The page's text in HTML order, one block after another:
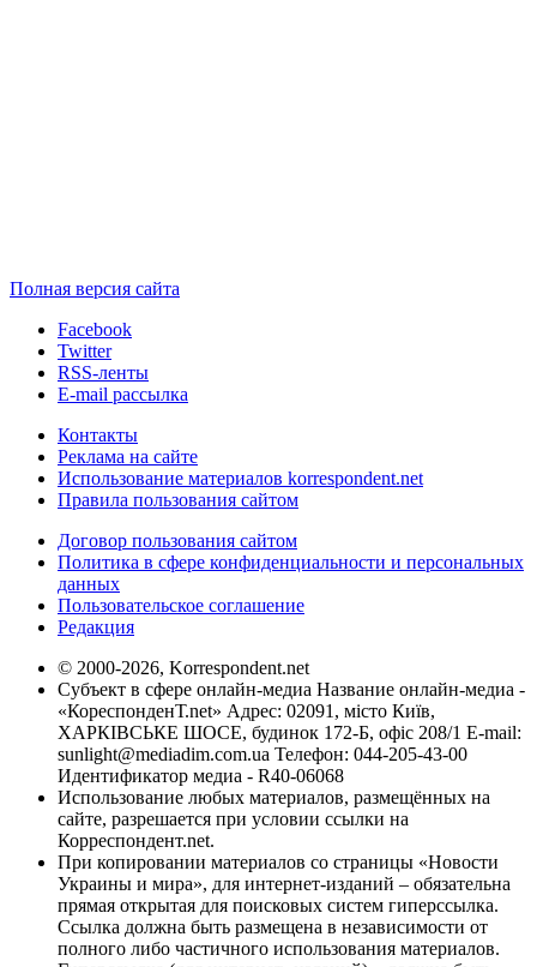
Полная версия сайта
Facebook
Twitter
RSS-ленты
E-mail рассылка
Контакты
Реклама на сайте
Использование материалов korrespondent.net
Правила пользования сайтом
Договор пользования сайтом
Политика в сфере конфиденциальности и персональных
данных
Пользовательское соглашение
Редакция
© 2000-2026, Korrespondent.net
Субъект в сфере онлайн-медиа Название онлайн-медиа -
«КореспонденТ.net» Адрес: 02091, місто Київ,
ХАРКІВСЬКЕ ШОСЕ, будинок 172-Б, офіс 208/1 E-mail:
sunlight@mediadim.com.ua Телефон: 044-205-43-00
Идентификатор медиа - R40-06068
Использование любых материалов, размещённых на
сайте, разрешается при условии ссылки на
Корреспондент.net.
При копировании материалов со страницы «Новости
Украины и мира», для интернет-изданий – обязательна
прямая открытая для поисковых систем гиперссылка.
Ссылка должна быть размещена в независимости от
полного либо частичного использования материалов.